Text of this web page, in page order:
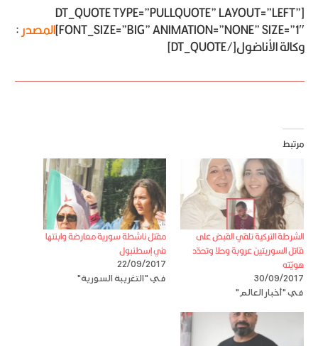
[DT_QUOTE TYPE=”PULLQUOTE” LAYOUT=”LEFT”
FONT_SIZE=”BIG” ANIMATION=”NONE” SIZE=”1″]المصدر:
وكالة الأناضول[/DT_QUOTE]
مرتبط
الشرطة التركية تلقي القبض على
قاتل السوريتين عروبة وحلا وتحدّد
هويّته
30/09/2017
في "أخبار العالم"
مقتل ناشطة سورية معارضة وابنتها
في إسطنبول
22/09/2017
في "التغريبة السورية"